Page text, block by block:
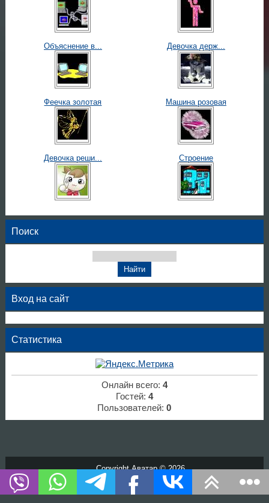
Объяснение в... Девочка держ...
Феечка золотая Машина розовая
Девочка реши... Строение
Поиск
Вход на сайт
Статистика
Онлайн всего: 4
Гостей: 4
Пользователей:0
Copyright Аватар © 2026
Хостинг от
uCoz